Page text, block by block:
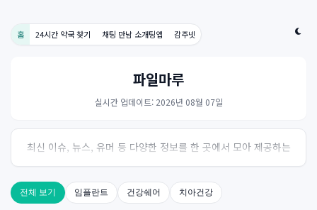
홈 24시간 약국 찾기 채팅 만남 소개팅앱 감주넷
파일마루
실시간 업데이트: 2026년 08월 07일
최신 이슈, 뉴스, 유머 등 다양한 정보를 한 곳에서 모아 제공하는
사이트입니다. 오늘의 핫이슈를 한눈에 살펴보세요.
전체 보기 임플란트 건강쉐어 치아건강